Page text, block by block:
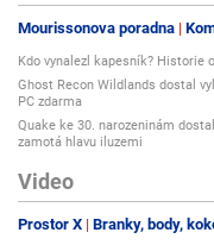
Mourissonova poradna
Kdo vynalezl kapesník? Historie
Ghost Recon Wildlands dostal
PC zdarma
Quake ke 30. narozeninám
zamotá hlavu iluzemi
Video
Prostor X Branky, body,